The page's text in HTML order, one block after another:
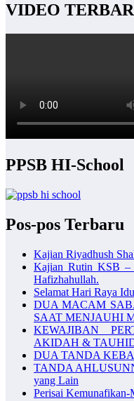
VIDEO
PPSB HI-School
Pos-pos Terbaru
Kajian Riyadhush
Kajian Rutin KSB –
Hafizhahullah.
Selamat Hari Raya
DUA MACAM
SAAT MENJAUHI
KEWAJIBAN
AKIDAH &
DUA TANDA
TANDA
yang Lain
Perisai Kemunafikan-